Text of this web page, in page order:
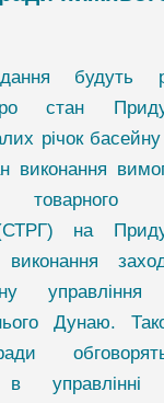
будуть
стан
річок
виконання
товарного
на
виконання
управління
Дунаю.
в управлінні